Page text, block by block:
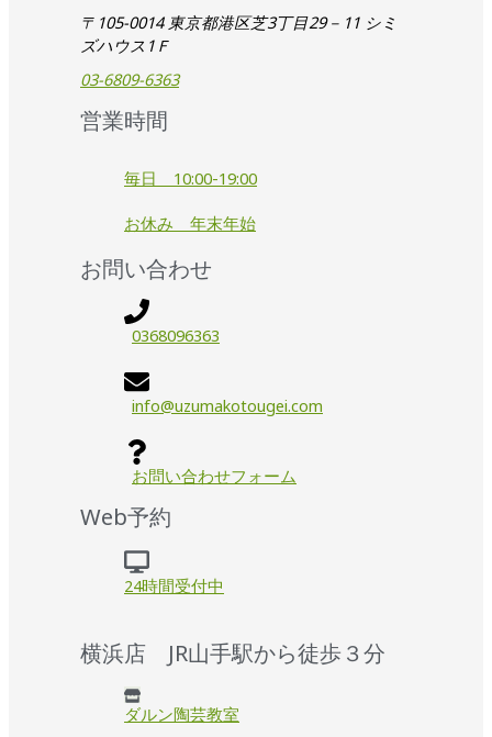
〒105-0014 東京都港区芝3丁目29－11 シミ
ズハウス1Ｆ
03-6809-6363
営業時間
毎日 10:00-19:00
お休み 年末年始
お問い合わせ
0368096363
info@uzumakotougei.com
お問い合わせフォーム
Web予約
24時間受付中
横浜店 JR山手駅から徒歩３分
ダルン陶芸教室